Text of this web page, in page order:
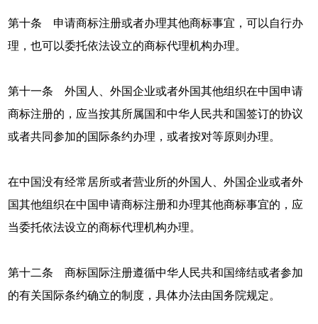
第十条 申请商标注册或者办理其他商标事宜，可以自行办
理，也可以委托依法设立的商标代理机构办理。
第十一条 外国人、外国企业或者外国其他组织在中国申请
商标注册的，应当按其所属国和中华人民共和国签订的协议
或者共同参加的国际条约办理，或者按对等原则办理。
在中国没有经常居所或者营业所的外国人、外国企业或者外
国其他组织在中国申请商标注册和办理其他商标事宜的，应
当委托依法设立的商标代理机构办理。
第十二条 商标国际注册遵循中华人民共和国缔结或者参加
的有关国际条约确立的制度，具体办法由国务院规定。